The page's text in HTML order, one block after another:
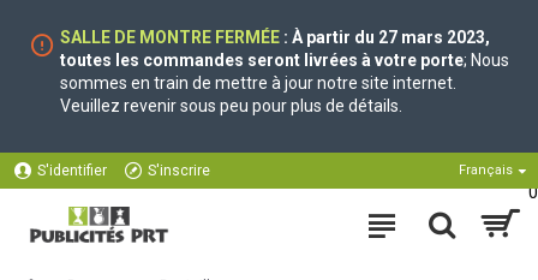
SALLE DE MONTRE FERMÉE : À partir du 27 mars 2023,
toutes les commandes seront livrées à votre porte; Nous
sommes en train de mettre à jour notre site internet.
Veuillez revenir sous peu pour plus de détails.
S'identifier S'inscrire Français
0